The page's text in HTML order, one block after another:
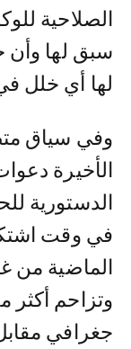
الصلاحية
سبق لها وأن
لها أي خلل في
وفي سياق
الأخيرة
الدستورية
في وقت
الماضية من
وتزاحم
جغرافي